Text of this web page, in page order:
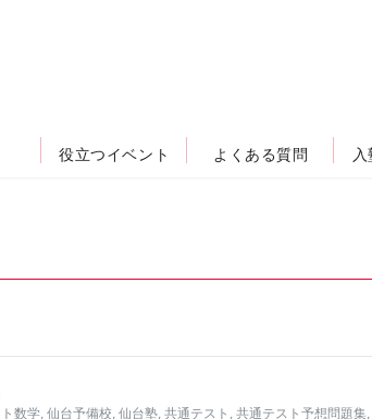
役立つイベント よくある質問
数学,仙台予備校,仙台塾,共通テスト ,共通テスト予想問題集